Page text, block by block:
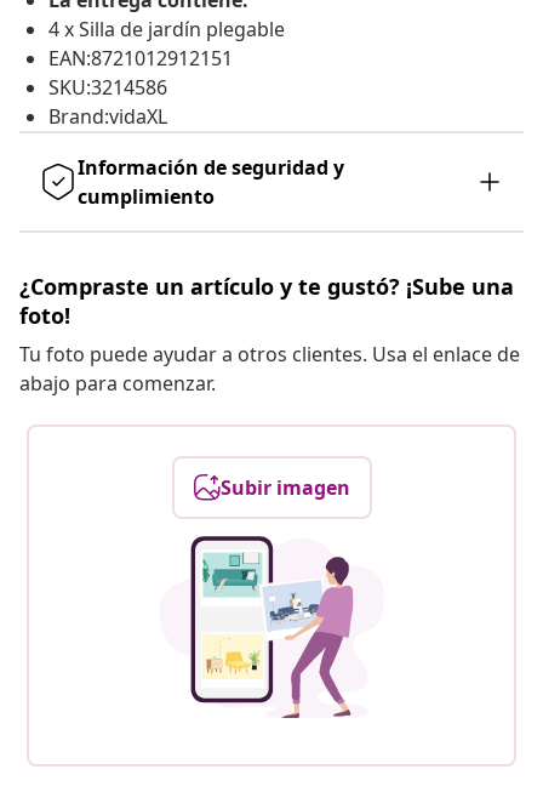
4 x Silla de jardín plegable
EAN:8721012912151
SKU:3214586
Brand:vidaXL
Información de seguridad y
cumplimiento
¿Compraste un artículo y te gustó? ¡Sube una
foto!
Tu foto puede ayudar a otros clientes. Usa el enlace de
abajo para comenzar.
Subir imagen